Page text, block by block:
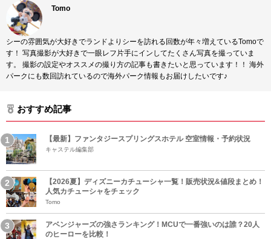
Tomo
シーの雰囲気が大好きでランドよりシーを訪れる回数が年々増えているTomoで
す！ 写真撮影が大好きで一眼レフ片手にインしてたくさん写真を撮っていま
す。 撮影の設定やオススメの撮り方の記事も書きたいと思っています！！ 海外
パークにも数回訪れているので海外パーク情報もお届けしたいです♪
おすすめ記事
【最新】ファンタジースプリングスホテル 空室情報・予約状況
キャステル編集部
【2026夏】ディズニーカチューシャ一覧！販売状況&値段まとめ！
人気カチューシャをチェック
Tomo
アベンジャーズの強さランキング！MCUで一番強いのは誰？20人
のヒーローを比較！